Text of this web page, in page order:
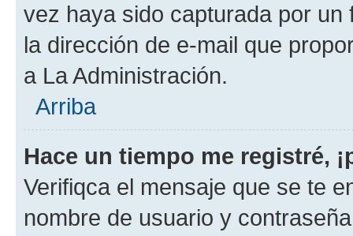
vez haya sido capturada por
la dirección de e-mail que
a La Administración.
Arriba
Hace un tiempo me registré,
Verifiqca el mensaje que se te
nombre de usuario y